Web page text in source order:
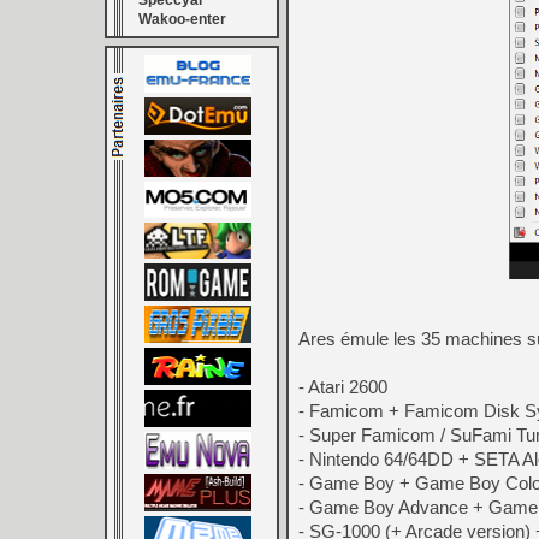
Wakoo-enter
Ares émule les 35 machines
- Atari 2600
- Famicom + Famicom Disk
- Super Famicom / SuFami
- Nintendo 64/64DD + SETA
- Game Boy + Game Boy
- Game Boy Advance +
- SG-1000 (+ Arcade version)